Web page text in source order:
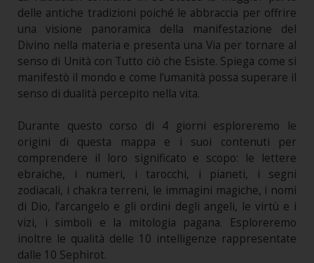
delle antiche tradizioni poiché le abbraccia per offrire
una visione panoramica della manifestazione del
Divino nella materia e presenta una Via per tornare al
senso di Unità con Tutto ciò che Esiste. Spiega come si
manifestò il mondo e come l’umanità possa superare il
senso di dualità percepito nella vita.
Durante questo corso di 4 giorni esploreremo le
origini di questa mappa e i suoi contenuti per
comprendere il loro significato e scopo: le lettere
ebraiche, i numeri, i tarocchi, i pianeti, i segni
zodiacali, i chakra terreni, le immagini magiche, i nomi
di Dio, l’arcangelo e gli ordini degli angeli, le virtù e i
vizi, i simboli e la mitologia pagana. Esploreremo
inoltre le qualità delle 10 intelligenze rappresentate
dalle 10 Sephirot.